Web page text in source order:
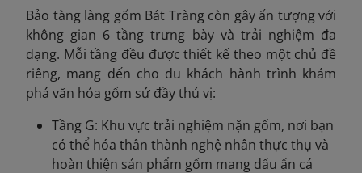
Bảo tàng làng gốm Bát Tràng còn gây ấn tượng với
không gian 6 tầng trưng bày và trải nghiệm đa
dạng. Mỗi tầng đều được thiết kế theo một chủ đề
riêng, mang đến cho du khách hành trình khám
phá văn hóa gốm sứ đầy thú vị:
Tầng G: Khu vực trải nghiệm nặn gốm, nơi bạn
có thể hóa thân thành nghệ nhân thực thụ và
hoàn thiện sản phẩm gốm mang dấu ấn cá